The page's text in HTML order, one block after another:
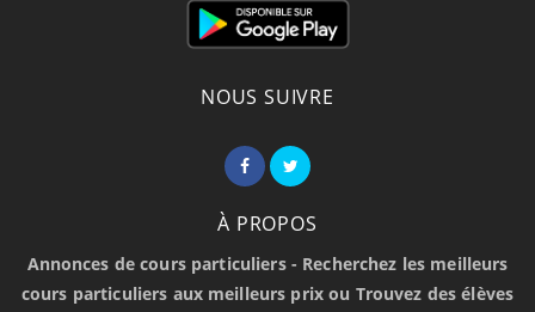
NOUS SUIVRE
À PROPOS
Annonces de cours particuliers - Recherchez les meilleurs
cours particuliers aux meilleurs prix ou Trouvez des élèves